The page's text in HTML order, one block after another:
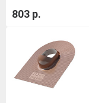
803 р.